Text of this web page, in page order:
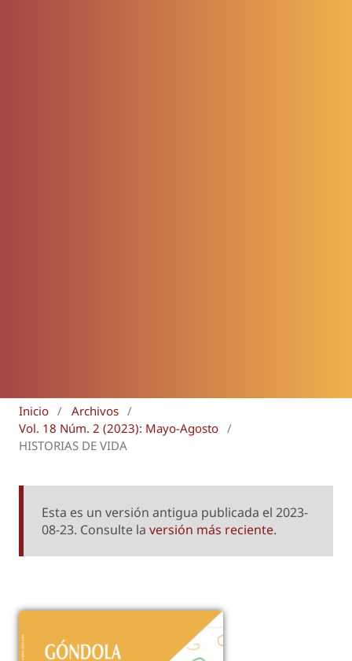
Inicio / Archivos /
Vol. 18 Núm. 2 (2023): Mayo-Agosto /
HISTORIAS DE VIDA
Esta es un versión antigua publicada el 2023-
08-23. Consulte la versión más reciente.